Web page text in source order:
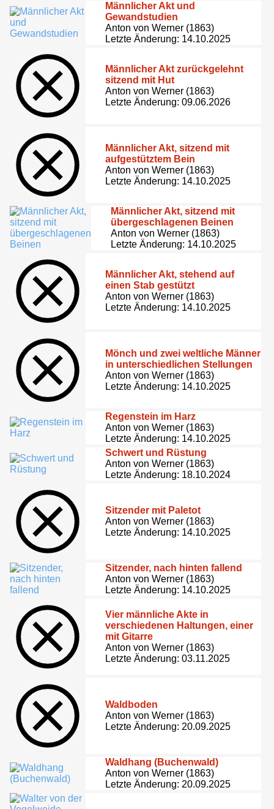
Männlicher Akt und
Gewandstudien
Anton von Werner (1863)
Letzte Änderung: 14.10.2025
Männlicher Akt zurückgelehnt
sitzend mit Hut
Anton von Werner (1863)
Letzte Änderung: 09.06.2026
Männlicher Akt, sitzend mit
aufgestütztem Bein
Anton von Werner (1863)
Letzte Änderung: 14.10.2025
Männlicher Akt, sitzend mit
übergeschlagenen Beinen
Anton von Werner (1863)
Letzte Änderung: 14.10.2025
Männlicher Akt, stehend auf
einen Stab gestützt
Anton von Werner (1863)
Letzte Änderung: 14.10.2025
Mönch und zwei weltliche Männer
in unterschiedlichen Stellungen
Anton von Werner (1863)
Letzte Änderung: 14.10.2025
Regenstein im Harz
Anton von Werner (1863)
Letzte Änderung: 14.10.2025
Schwert und Rüstung
Anton von Werner (1863)
Letzte Änderung: 18.10.2024
Sitzender mit Paletot
Anton von Werner (1863)
Letzte Änderung: 14.10.2025
Sitzender, nach hinten fallend
Anton von Werner (1863)
Letzte Änderung: 14.10.2025
Vier männliche Akte in
verschiedenen Haltungen, einer
mit Gitarre
Anton von Werner (1863)
Letzte Änderung: 03.11.2025
Waldboden
Anton von Werner (1863)
Letzte Änderung: 20.09.2025
Waldhang (Buchenwald)
Anton von Werner (1863)
Letzte Änderung: 20.09.2025